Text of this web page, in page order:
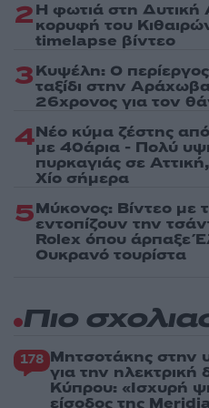
2Η φωτιά στη Δυτική
κορυφή του
timelapse βίντεο
3Κυψέλη: Ο
ταξίδι στην
26χρονος για τον
4Νέο κύμα ζέστης
με 40άρια - Πολύ
πυρκαγιάς σε
Χίο σήμερα
5Μύκονος: Βίντεο με
εντοπίζουν την
Rolex όπου άρπαξε
Ουκρανό τουρίστα
Πιο
178 Μητσοτάκης στην
για την
Κύπρου: «Ισχυρή
είσοδος της